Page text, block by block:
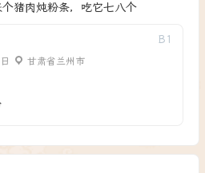
猪肉炖粉条，吃它七八个
甘肃省兰州市
B 1